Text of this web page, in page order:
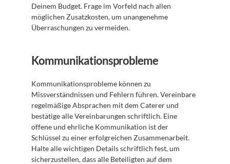
Deinem Budget. Frage im Vorfeld nach allen
möglichen Zusatzkosten, um unangenehme
Überraschungen zu vermeiden.
Kommunikationsprobleme
Kommunikationsprobleme können zu
Missverständnissen und Fehlern führen. Vereinbare
regelmäßige Absprachen mit dem Caterer und
bestätige alle Vereinbarungen schriftlich. Eine
offene und ehrliche Kommunikation ist der
Schlüssel zu einer erfolgreichen Zusammenarbeit.
Halte alle wichtigen Details schriftlich fest, um
sicherzustellen, dass alle Beteiligten auf dem